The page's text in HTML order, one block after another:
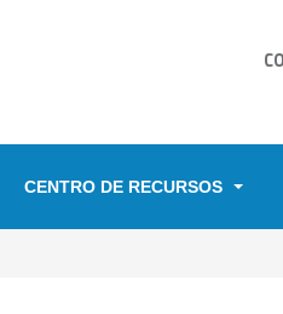
CENTRO DE RECURSOS